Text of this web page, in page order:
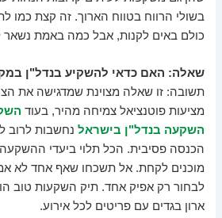
כולם באים לקנות, אבל כמה באמת נשאר
שאלה: האם כדאי להשקיע בנדל"ן
תשובה: זו שאלה מצוינת שמדגישה את
מציעות פוטנציאל צמיחה מהיר, בעוד
השקעה בנדל"ן בישראל נחשבות לרוב
הכנסה פסיבית. הכל תלוי ביעדי
מוכנים לקחת. אל תשכחו שאף אחד לא
לבחור רק אפיק אחד. תיק השקעות טוב
ארון בגדים עם פריטים לכל אירוע.